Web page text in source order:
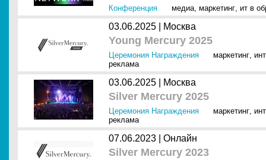
Конференция медиа, маркетинг, ит в
03.06.2025 | Москва
Young Mercury 2025
Церемония Награждения маркетинг,
реклама
03.06.2025 | Москва
Silver Mercury 2025
Церемония Награждения маркетинг,
реклама
07.06.2023 | Онлайн
Silver Mercury 2023